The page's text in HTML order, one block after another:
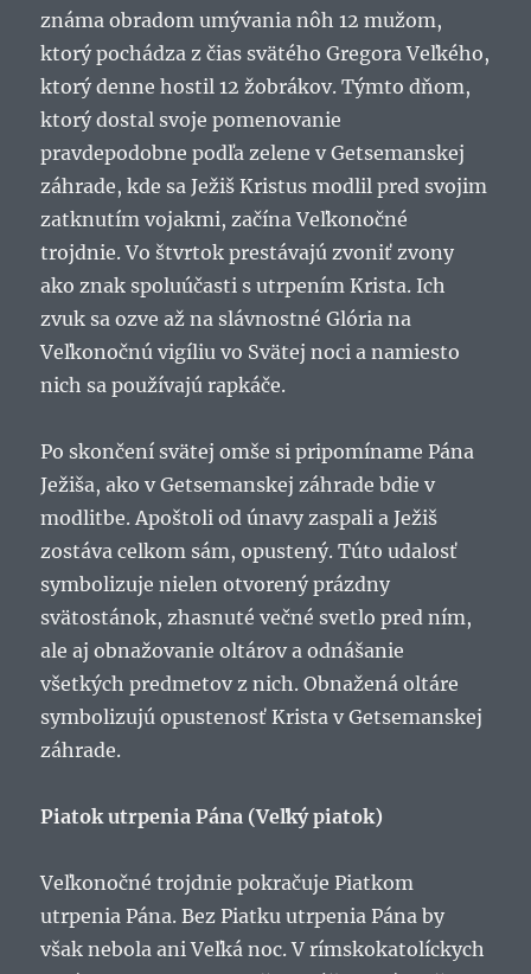
známa obradom umývania nôh 12 mužom,
ktorý pochádza z čias svätého Gregora Veľkého,
ktorý denne hostil 12 žobrákov. Týmto dňom,
ktorý dostal svoje pomenovanie
pravdepodobne podľa zelene v Getsemanskej
záhrade, kde sa Ježiš Kristus modlil pred svojim
zatknutím vojakmi, začína Veľkonočné
trojdnie. Vo štvrtok prestávajú zvoniť zvony
ako znak spoluúčasti s utrpením Krista. Ich
zvuk sa ozve až na slávnostné Glória na
Veľkonočnú vigíliu vo Svätej noci a namiesto
nich sa používajú rapkáče.
Po skončení svätej omše si pripomíname Pána
Ježiša, ako v Getsemanskej záhrade bdie v
modlitbe. Apoštoli od únavy zaspali a Ježiš
zostáva celkom sám, opustený. Túto udalosť
symbolizuje nielen otvorený prázdny
svätostánok, zhasnuté večné svetlo pred ním,
ale aj obnažovanie oltárov a odnášanie
všetkých predmetov z nich. Obnažená oltáre
symbolizujú opustenosť Krista v Getsemanskej
záhrade.
Piatok utrpenia Pána (Veľký piatok)
Veľkonočné trojdnie pokračuje Piatkom
utrpenia Pána. Bez Piatku utrpenia Pána by
však nebola ani Veľká noc. V rímskokatolíckych